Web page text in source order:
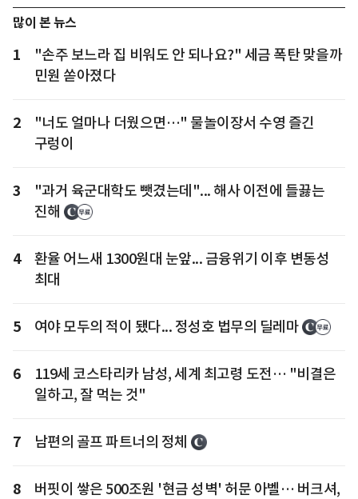
많이 본 뉴스
1
"손주 보느라 집 비워도 안 되나요?" 세금 폭탄 맞을까
민원 쏟아졌다
2
"너도 얼마나 더웠으면…" 물놀이장서 수영 즐긴
구렁이
3
"과거 육군대학도 뺏겼는데"... 해사 이전에 들끓는
진해
4
환율 어느새 1300원대 눈앞... 금융위기 이후 변동성
최대
5 여야 모두의 적이 됐다... 정성호 법무의 딜레마
6
119세 코스타리카 남성, 세계 최고령 도전… "비결은
일하고, 잘 먹는 것"
7 남편의 골프 파트너의 정체
8
버핏이 쌓은 500조원 '현금 성벽' 허문 아벨… 버크셔,